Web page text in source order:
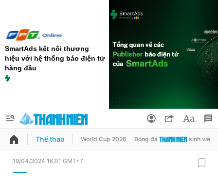
SmartAds kết nối thương
hiệu với hệ thống báo điện tử
hàng đầu
QUẢNG CÁO ĐẶT BÁO
Thể thao World Cup 2026 Bóng đá sinh viên
19/04/2024 16:01 GMT+7